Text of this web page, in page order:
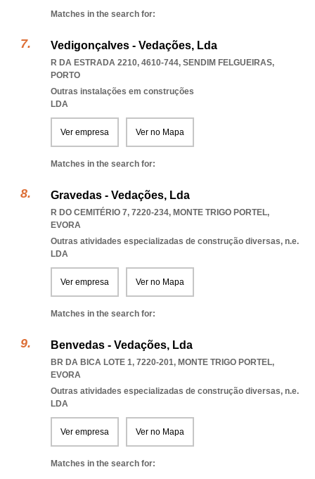
Matches in the search for:
Vedigonçalves - Vedações, Lda
R DA ESTRADA 2210, 4610-744, SENDIM FELGUEIRAS,
PORTO
Outras instalações em construções
LDA
Ver empresa Ver no Mapa
Matches in the search for:
Gravedas - Vedações, Lda
R DO CEMITÉRIO 7, 7220-234, MONTE TRIGO PORTEL,
EVORA
Outras atividades especializadas de construção diversas, n.e.
LDA
Ver empresa Ver no Mapa
Matches in the search for:
Benvedas - Vedações, Lda
BR DA BICA LOTE 1, 7220-201, MONTE TRIGO PORTEL,
EVORA
Outras atividades especializadas de construção diversas, n.e.
LDA
Ver empresa Ver no Mapa
Matches in the search for: